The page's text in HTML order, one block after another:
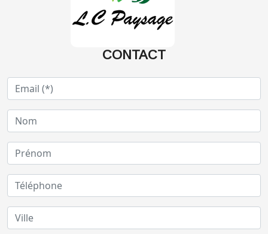
CONTACT